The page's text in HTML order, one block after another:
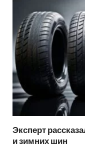
Эксперт
и зимних шин